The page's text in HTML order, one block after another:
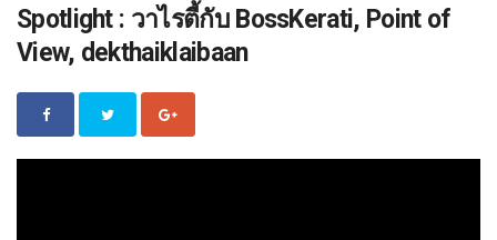
Spotlight : วาไรตี้กับ BossKerati, Point of
View, dekthaiklaibaan